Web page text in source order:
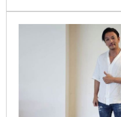
了。蔡維歆